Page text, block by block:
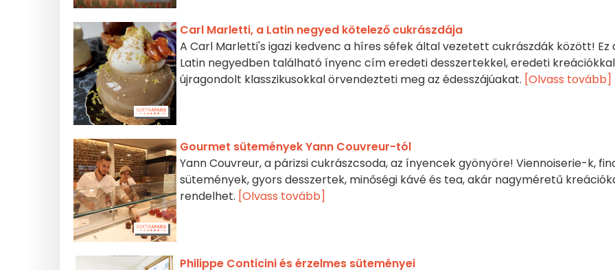
Carl Marletti, a Latin negyed kötelező cukrászdája
A Carl Marletti's igazi kedvenc a híres séfek által vezetett cukrászdák között! Ez
Latin negyedben található ínyenc cím eredeti desszertekkel, eredeti
újragondolt klasszikusokkal örvendezteti meg az édesszájúakat. [Olvass tovább]
Gourmet sütemények Yann Couvreur-tól
Yann Couvreur, a párizsi cukrászcsoda, az ínyencek gyönyöre! Viennoiserie-k,
sütemények, gyors desszertek, minőségi kávé és tea, akár nagyméretű
rendelhet. [Olvass tovább]
Philippe Conticini és érzelmes süteményei